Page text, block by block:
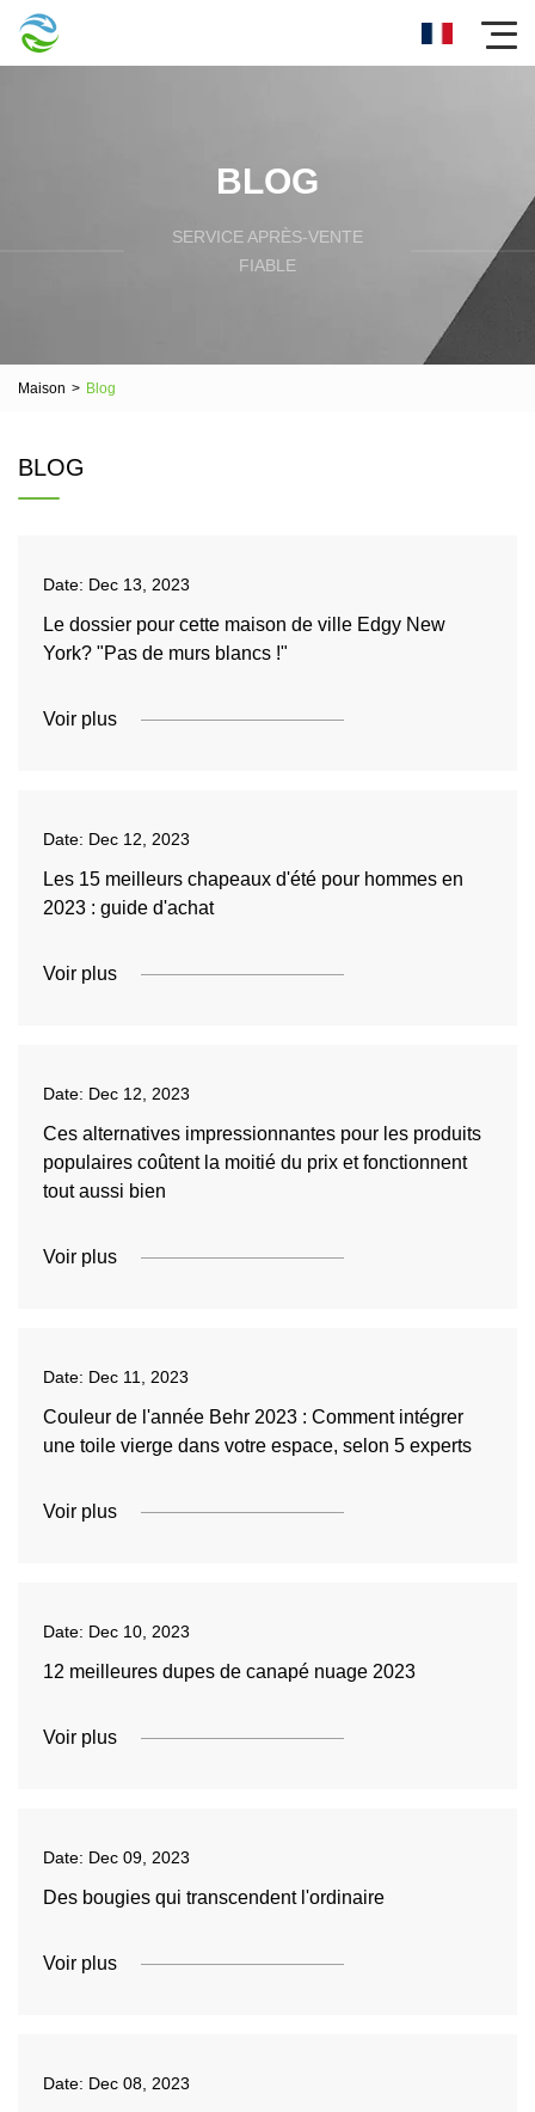
BLOG
SERVICE APRÈS-VENTE
FIABLE
Maison > Blog
BLOG
Date: Dec 13, 2023
Le dossier pour cette maison de ville Edgy New
York? "Pas de murs blancs !"
Voir plus
Date: Dec 12, 2023
Les 15 meilleurs chapeaux d'été pour hommes en
2023 : guide d'achat
Voir plus
Date: Dec 12, 2023
Ces alternatives impressionnantes pour les produits
populaires coûtent la moitié du prix et fonctionnent
tout aussi bien
Voir plus
Date: Dec 11, 2023
Couleur de l'année Behr 2023 : Comment intégrer
une toile vierge dans votre espace, selon 5 experts
Voir plus
Date: Dec 10, 2023
12 meilleures dupes de canapé nuage 2023
Voir plus
Date: Dec 09, 2023
Des bougies qui transcendent l'ordinaire
Voir plus
Date: Dec 08, 2023